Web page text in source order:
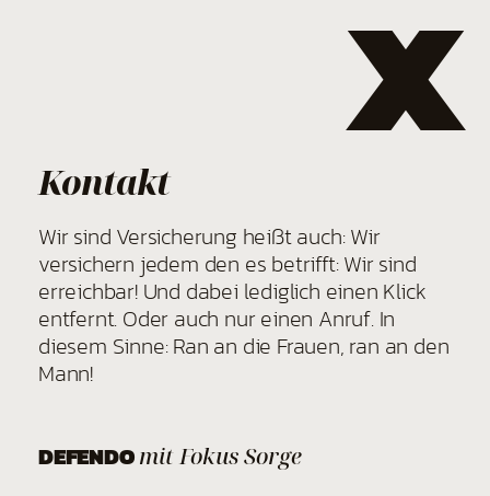
X
Kontakt
Wir sind Versicherung heißt auch: Wir
versichern jedem den es betrifft: Wir sind
erreichbar! Und dabei lediglich einen Klick
entfernt. Oder auch nur einen Anruf. In
diesem Sinne: Ran an die Frauen, ran an den
Mann!
DEFENDO mit Fokus Sorge